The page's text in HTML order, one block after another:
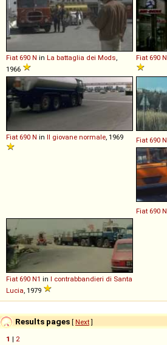
Fiat 690 N in La battaglia dei Mods,
1966
Fiat 690 N
Fiat 690 N in Il giovane normale, 1969 Fiat 690 N
Fiat 690 N
Fiat 690 N1 in I contrabbandieri di Santa
Lucia, 1979
Results pages [ Next]
1 | 2